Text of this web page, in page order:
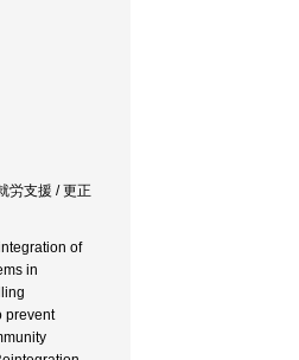
労支援 / 更正
of
in
prevent